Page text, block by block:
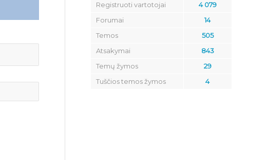
Registruoti vartotojai
4 079
Forumai
14
Temos
505
Atsakymai
843
Temų žymos
29
Tuščios temos žymos
4